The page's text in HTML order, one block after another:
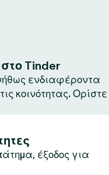
Tinder
ενδιαφέροντα
κοινότητας. Ορίστε
έξοδος για